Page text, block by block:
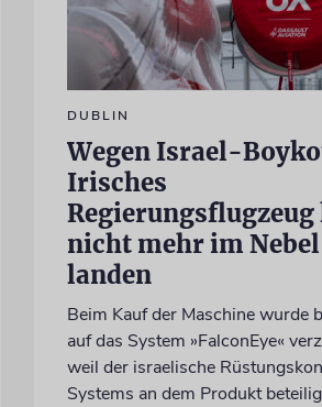
DUBLIN
Wegen Israel-
Irisches
Regierungsflugzeug
nicht mehr im Nebel
landen
Beim Kauf der Maschine wurde
auf das System »FalconEye«
weil der israelische
Systems an dem Produkt